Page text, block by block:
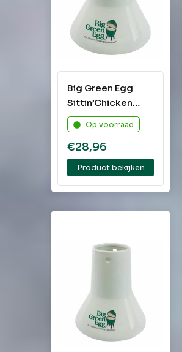
Big Green Egg
Sittin’Chicken
Ceramic Roaster
Op voorraad
€28,96
Product bekijken